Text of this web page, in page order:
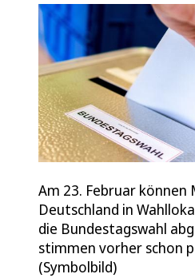
Am 23. Februar können
Deutschland in
die Bundestagswahl
stimmen vorher schon
(Symbolbild)